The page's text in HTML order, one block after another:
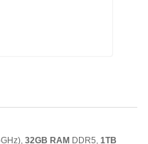
32GB RAM DDR5, 1TB